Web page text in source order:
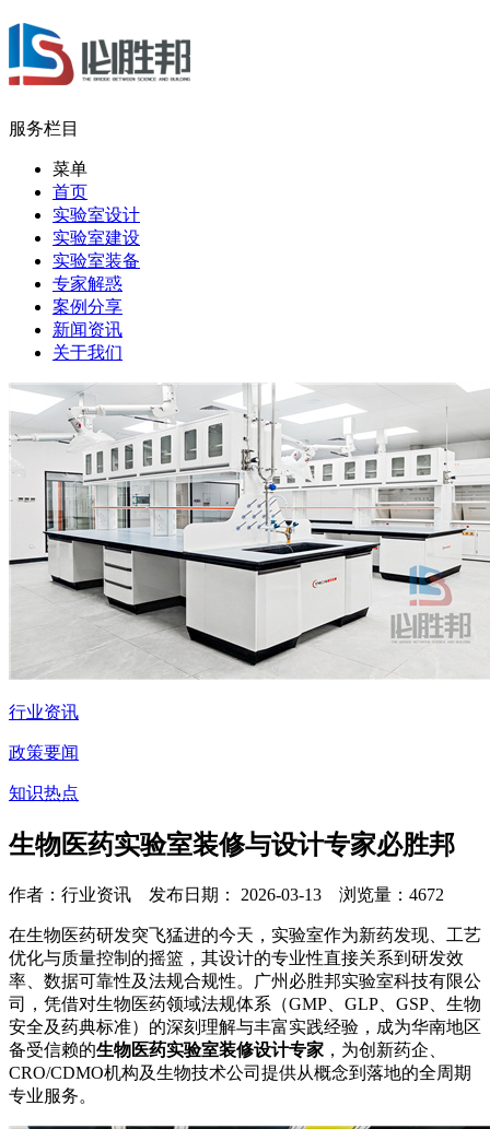
服务栏目
菜单
首页
实验室设计
实验室建设
实验室装备
专家解惑
案例分享
新闻资讯
关于我们
行业资讯
政策要闻
知识热点
生物医药实验室装修与设计专家必胜邦
作者：行业资讯 发布日期： 2026-03-13 浏览量： 4672
在生物医药研发突飞猛进的今天，实验室作为新药发现、工艺
优化与质量控制的摇篮，其设计的专业性直接关系到研发效
率、数据可靠性及法规合规性。广州必胜邦实验室科技有限公
司，凭借对生物医药领域法规体系（GMP、GLP、GSP、生物
安全及药典标准）的深刻理解与丰富实践经验，成为华南地区
备受信赖的生物医药实验室装修设计专家 ，为创新药企、
CRO/CDMO机构及生物技术公司提供从概念到落地的全周期
专业服务。